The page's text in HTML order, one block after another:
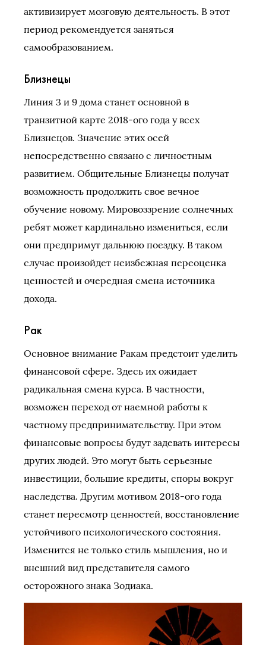
активизирует мозговую деятельность. В этот
период рекомендуется заняться
самообразованием.
Близнецы
Линия 3 и 9 дома станет основной в
транзитной карте 2018-ого года у всех
Близнецов. Значение этих осей
непосредственно связано с личностным
развитием. Общительные Близнецы получат
возможность продолжить свое вечное
обучение новому. Мировоззрение солнечных
ребят может кардинально измениться, если
они предпримут дальнюю поездку. В таком
случае произойдет неизбежная переоценка
ценностей и очередная смена источника
дохода.
Рак
Основное внимание Ракам предстоит уделить
финансовой сфере. Здесь их ожидает
радикальная смена курса. В частности,
возможен переход от наемной работы к
частному предпринимательству. При этом
финансовые вопросы будут задевать интересы
других людей. Это могут быть серьезные
инвестиции, большие кредиты, споры вокруг
наследства. Другим мотивом 2018-ого года
станет пересмотр ценностей, восстановление
устойчивого психологического состояния.
Изменится не только стиль мышления, но и
внешний вид представителя самого
осторожного знака Зодиака.